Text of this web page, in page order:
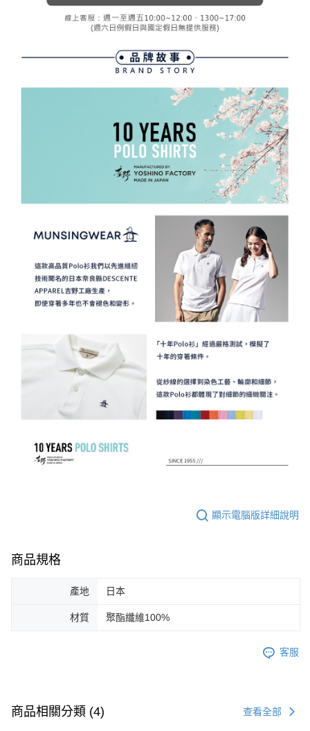
顯示電腦版詳細說明
商品規格
產地 日本
材質 聚酯纖維100%
客服
商品相關分類 (4) 查看全部